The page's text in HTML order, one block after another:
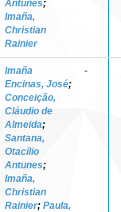
Antunes;
Imaña,
Christian
Rainier
Imaña
Encinas, José;
Conceição,
Cláudio de
Almeida;
Santana,
Otacílio
Antunes;
Imaña,
Christian
Rainier; Paula,
-